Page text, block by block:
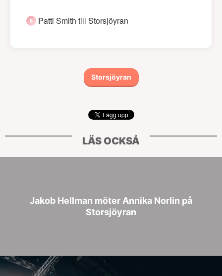
Patti Smith till Storsjöyran
Storsjöyran
LÄS OCKSÅ
Jakob Hellman möter Annika Norlin på
Storsjöyran